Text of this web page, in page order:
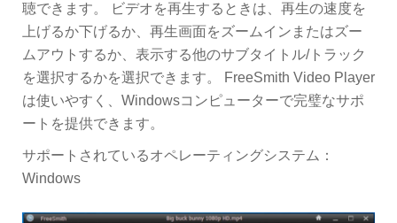
聴できます。 ビデオを再生するときは、再生の速度を
上げるか下げるか、再生画面をズームインまたはズー
ムアウトするか、表示する他のサブタイトル/トラック
を選択するかを選択できます。 FreeSmith Video Player
は使いやすく、Windowsコンピューターで完璧なサポ
ートを提供できます。
サポートされているオペレーティングシステム：
Windows